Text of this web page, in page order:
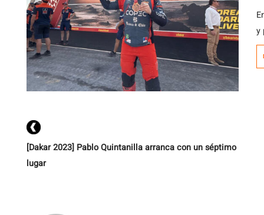
y
[Dakar 2023] Pablo Quintanilla arranca con un séptimo
lugar